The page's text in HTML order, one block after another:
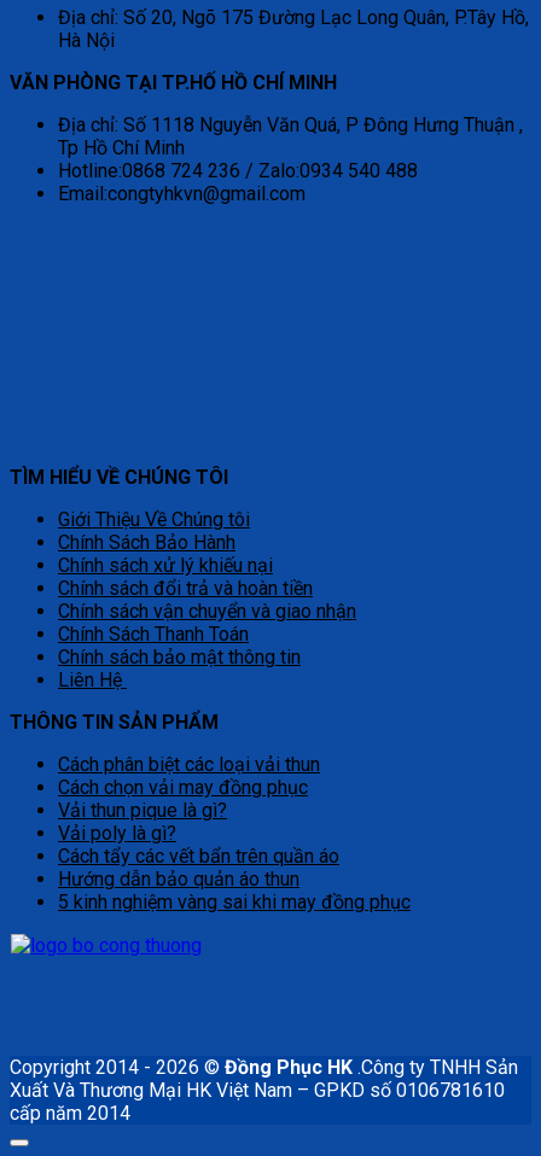
Địa chỉ: Số 20, Ngõ 175 Đường Lạc Long Quân, P.Tây Hồ,
Hà Nội
VĂN PHÒNG TẠI TP.HỐ HỒ CHÍ MINH
Địa chỉ: Số 1118 Nguyễn Văn Quá, P Đông Hưng Thuận ,
Tp Hồ Chí Minh
Hotline:0868 724 236 / Zalo:0934 540 488
Email:congtyhkvn@gmail.com
TÌM HIỂU VỀ CHÚNG TÔI
Giới Thiệu Về Chúng tôi
Chính Sách Bảo Hành
Chính sách xử lý khiếu nại
Chính sách đổi trả và hoàn tiền
Chính sách vận chuyển và giao nhận
Chính Sách Thanh Toán
Chính sách bảo mật thông tin
Liên Hệ
THÔNG TIN SẢN PHẨM
Cách phân biệt các loại vải thun
Cách chọn vải may đồng phục
Vải thun pique là gì?
Vải poly là gì?
Cách tẩy các vết bẩn trên quần áo
Hướng dẫn bảo quản áo thun
5 kinh nghiệm vàng sai khi may đồng phục
Copyright 2014 - 2026 © Đồng Phục HK .Công ty TNHH Sản
Xuất Và Thương Mại HK Việt Nam – GPKD số 0106781610
cấp năm 2014